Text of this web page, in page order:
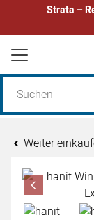
Strata –
Zum
Weiter
Zur